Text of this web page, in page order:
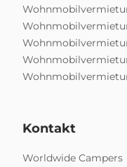
Kontakt
Worldwide Campers